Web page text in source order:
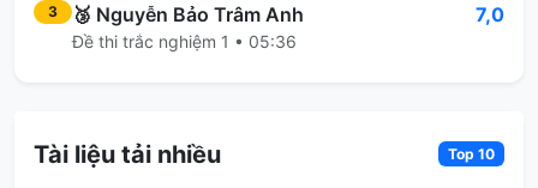
3 🥉 Nguyễn Bảo Trâm Anh
Đề thi trắc nghiệm 1 • 05:36
7,0
Tài liệu tải nhiều Top 10